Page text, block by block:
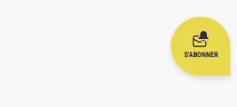
S'ABONNER